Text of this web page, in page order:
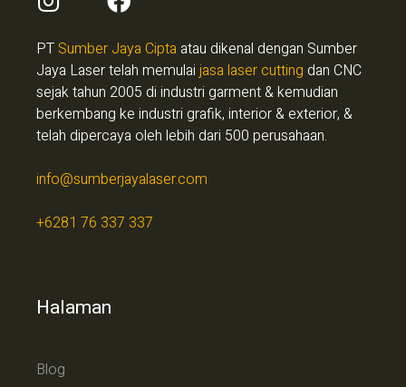
PT Sumber Jaya Cipta atau dikenal dengan Sumber
Jaya Laser telah memulai jasa laser cutting dan CNC
sejak tahun 2005 di industri garment & kemudian
berkembang ke industri grafik, interior & exterior, &
telah dipercaya oleh lebih dari 500 perusahaan.
info@sumberjayalaser.com
+6281 76 337 337
Halaman
Blog